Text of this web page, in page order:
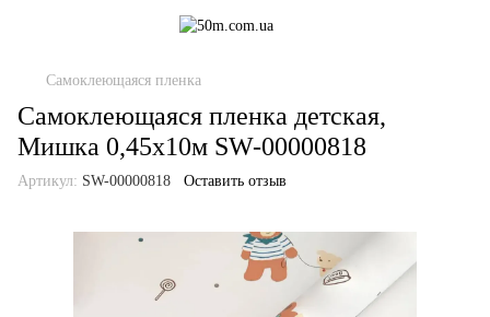
Самоклеющаяся пленка
Самоклеющаяся пленка детская,
Мишка 0,45х10м SW-00000818
Артикул: SW-00000818 Оставить отзыв